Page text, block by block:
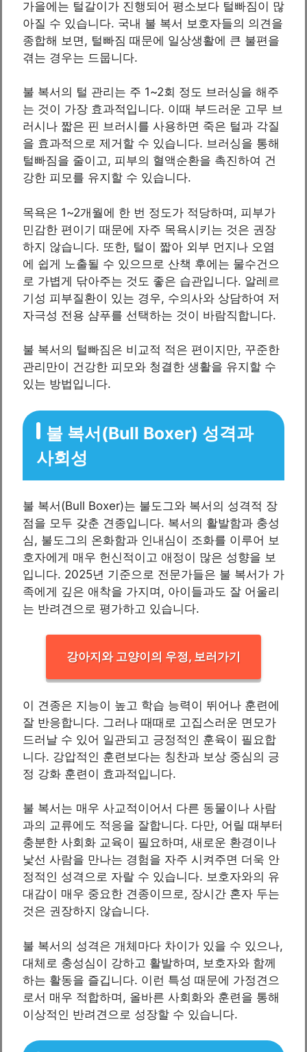
가을에는 털갈이가 진행되어 평소보다 털빠짐이 많
아질 수 있습니다. 국내 불 복서 보호자들의 의견을
종합해 보면, 털빠짐 때문에 일상생활에 큰 불편을
겪는 경우는 드뭅니다.
불 복서의 털 관리는 주 1~2회 정도 브러싱을 해주
는 것이 가장 효과적입니다. 이때 부드러운 고무 브
러시나 짧은 핀 브러시를 사용하면 죽은 털과 각질
을 효과적으로 제거할 수 있습니다. 브러싱을 통해
털빠짐을 줄이고, 피부의 혈액순환을 촉진하여 건
강한 피모를 유지할 수 있습니다.
목욕은 1~2개월에 한 번 정도가 적당하며, 피부가
민감한 편이기 때문에 자주 목욕시키는 것은 권장
하지 않습니다. 또한, 털이 짧아 외부 먼지나 오염
에 쉽게 노출될 수 있으므로 산책 후에는 물수건으
로 가볍게 닦아주는 것도 좋은 습관입니다. 알레르
기성 피부질환이 있는 경우, 수의사와 상담하여 저
자극성 전용 샴푸를 선택하는 것이 바람직합니다.
불 복서의 털빠짐은 비교적 적은 편이지만, 꾸준한
관리만이 건강한 피모와 청결한 생활을 유지할 수
있는 방법입니다.
불 복서(Bull Boxer) 성격과
사회성
불 복서(Bull Boxer)는 불도그와 복서의 성격적 장
점을 모두 갖춘 견종입니다. 복서의 활발함과 충성
심, 불도그의 온화함과 인내심이 조화를 이루어 보
호자에게 매우 헌신적이고 애정이 많은 성향을 보
입니다. 2025년 기준으로 전문가들은 불 복서가 가
족에게 깊은 애착을 가지며, 아이들과도 잘 어울리
는 반려견으로 평가하고 있습니다.
강아지와 고양이의 우정, 보러가기
이 견종은 지능이 높고 학습 능력이 뛰어나 훈련에
잘 반응합니다. 그러나 때때로 고집스러운 면모가
드러날 수 있어 일관되고 긍정적인 훈육이 필요합
니다. 강압적인 훈련보다는 칭찬과 보상 중심의 긍
정 강화 훈련이 효과적입니다.
불 복서는 매우 사교적이어서 다른 동물이나 사람
과의 교류에도 적응을 잘합니다. 다만, 어릴 때부터
충분한 사회화 교육이 필요하며, 새로운 환경이나
낯선 사람을 만나는 경험을 자주 시켜주면 더욱 안
정적인 성격으로 자랄 수 있습니다. 보호자와의 유
대감이 매우 중요한 견종이므로, 장시간 혼자 두는
것은 권장하지 않습니다.
불 복서의 성격은 개체마다 차이가 있을 수 있으나,
대체로 충성심이 강하고 활발하며, 보호자와 함께
하는 활동을 즐깁니다. 이런 특성 때문에 가정견으
로서 매우 적합하며, 올바른 사회화와 훈련을 통해
이상적인 반려견으로 성장할 수 있습니다.